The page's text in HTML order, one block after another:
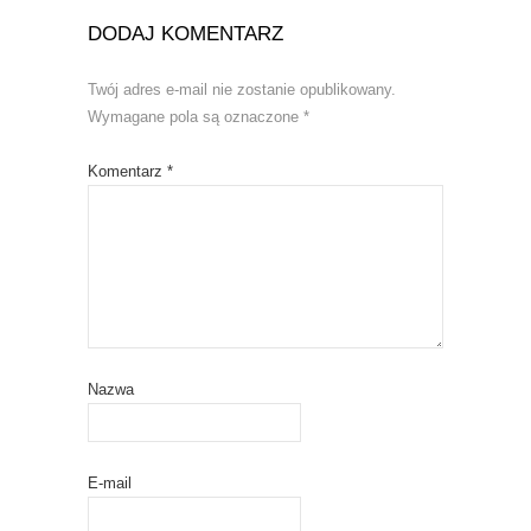
DODAJ KOMENTARZ
Twój adres e-mail nie zostanie opublikowany.
Wymagane pola są oznaczone *
Komentarz *
Nazwa
E-mail